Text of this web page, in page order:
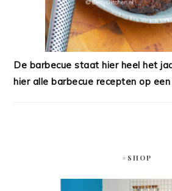
De barbecue staat hier heel het
hier alle barbecue recepten op
#SHOP